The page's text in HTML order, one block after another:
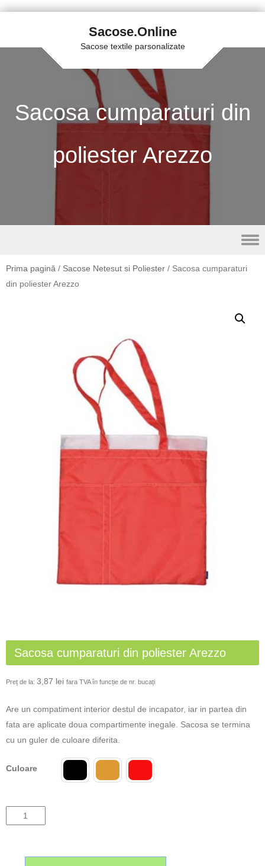
Sacose.Online
Sacose textile parsonalizate
Sacosa cumparaturi din
poliester Arezzo
Prima pagină / Sacose Netesut si Poliester / Sacosa cumparaturi
din poliester Arezzo
Sacosa cumparaturi din poliester Arezzo
Preț de la: 3,87 lei fara TVA în funcție de nr. bucați
Are un compatiment interior destul de incapator, iar in partea din
fata are aplicate doua compartimente inegale. Sacosa se termina
cu un guler de culoare diferita.
Culoare